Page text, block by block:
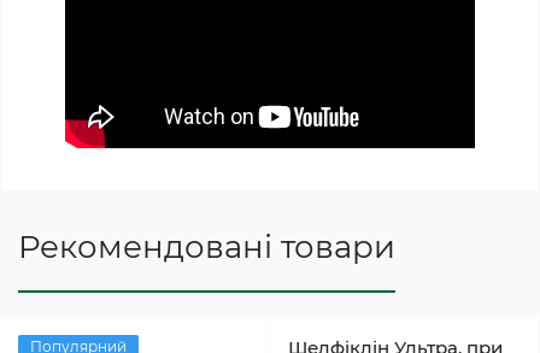
Рекомендовані товари
Популярний Шелфіклін Ультра, при